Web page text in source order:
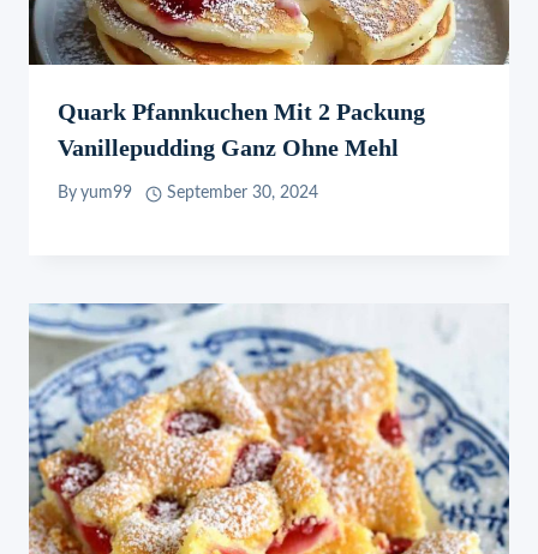
Quark Pfannkuchen Mit 2 Packung
Vanillepudding Ganz Ohne Mehl
By yum99 September 30, 2024